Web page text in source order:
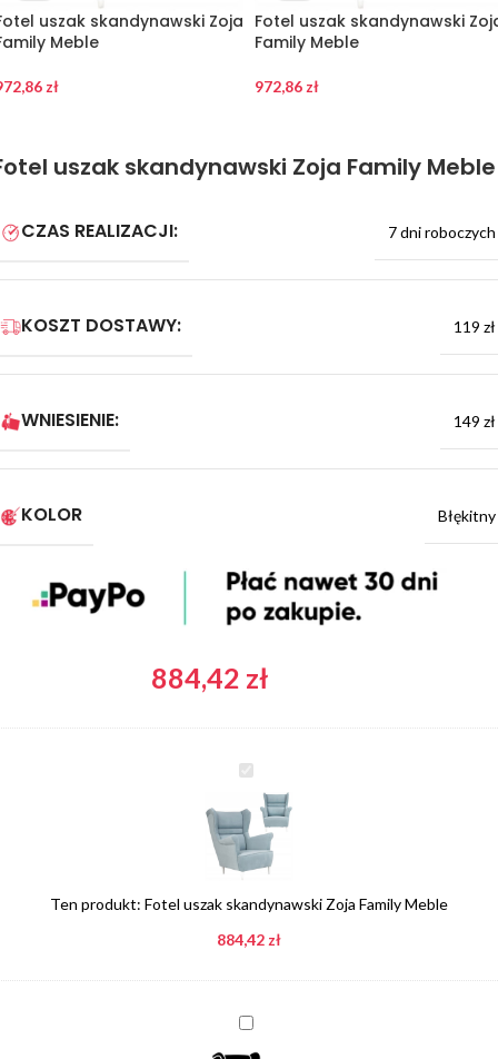
uszak skandynawski Zoja
Meble
zł
Fotel uszak skandynawski
Family Meble
972,86 zł
uszak skandynawski Zoja Family Meble
CZAS REALIZACJI: 7 dni roboczych
KOSZT DOSTAWY: 119 zł
WNIESIENIE: 149 zł
KOLOR Błękitny
884,42 zł
Fotel
uszak
skandynawski
Zoja
Family
Ten produkt: Fotel uszak skandynawski Zoja Family Meble
884,42zł
Poduszka